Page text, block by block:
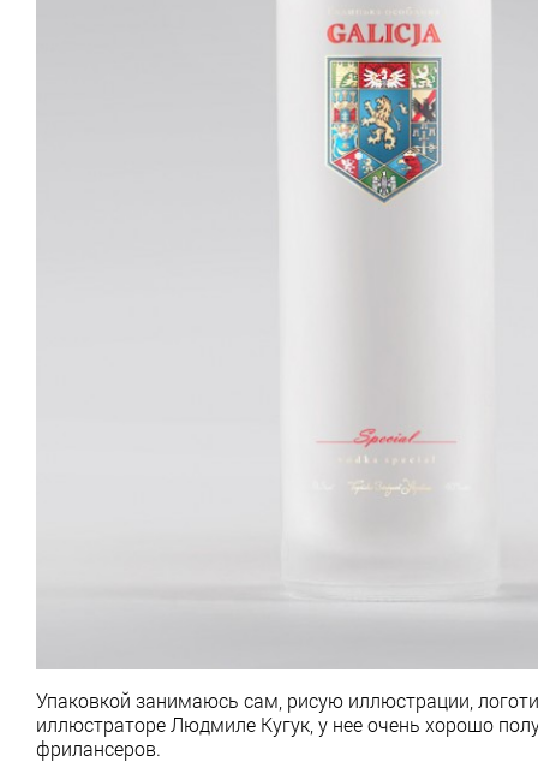
Упаковкой занимаюсь сам, рисую иллюстрации,
иллюстраторе Людмиле Кугук, у нее очень хорошо
фрилансеров.